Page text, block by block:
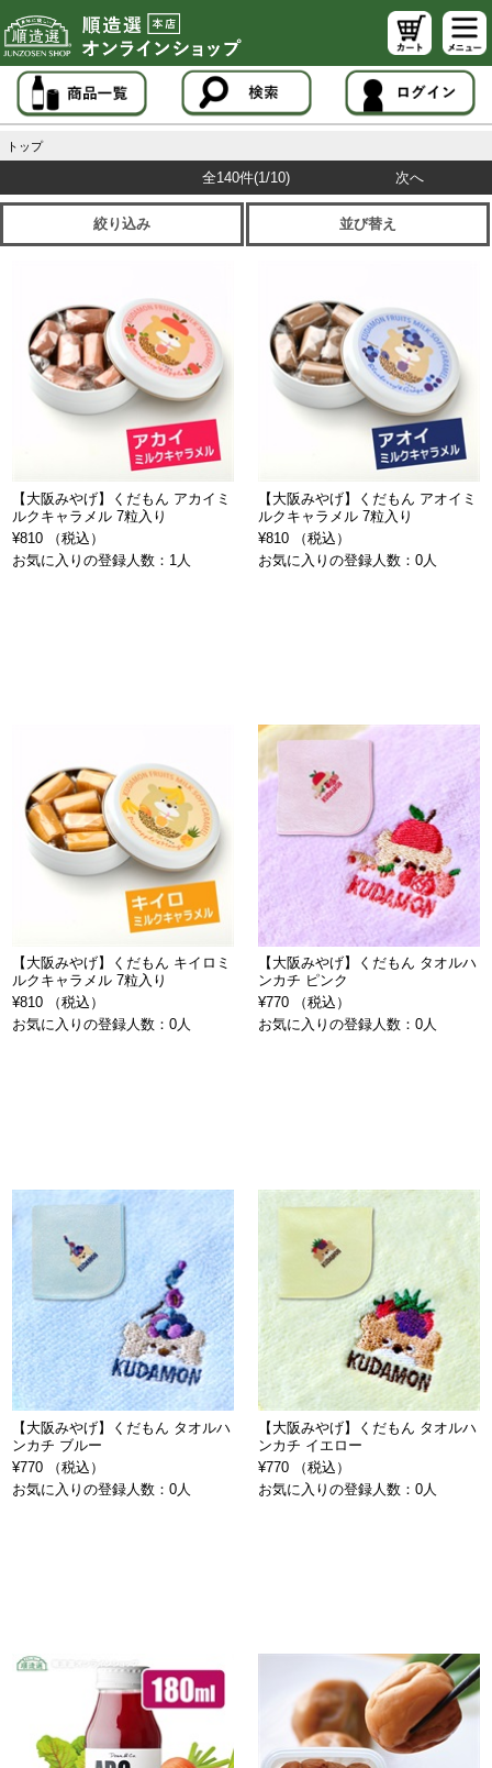
トップ
全140件(1/10) 次へ
絞り込み 並び替え
【大阪みやげ】くだもん アカイミ
ルクキャラメル 7粒入り
¥810 （税込）
お気に入りの登録人数：1人
【大阪みやげ】くだもん アオイミ
ルクキャラメル 7粒入り
¥810 （税込）
お気に入りの登録人数：0人
【大阪みやげ】くだもん キイロミ
ルクキャラメル 7粒入り
¥810 （税込）
お気に入りの登録人数：0人
【大阪みやげ】くだもん タオルハ
ンカチ ピンク
¥770 （税込）
お気に入りの登録人数：0人
【大阪みやげ】くだもん タオルハ
ンカチ ブルー
¥770 （税込）
お気に入りの登録人数：0人
【大阪みやげ】くだもん タオルハ
ンカチ イエロー
¥770 （税込）
お気に入りの登録人数：0人